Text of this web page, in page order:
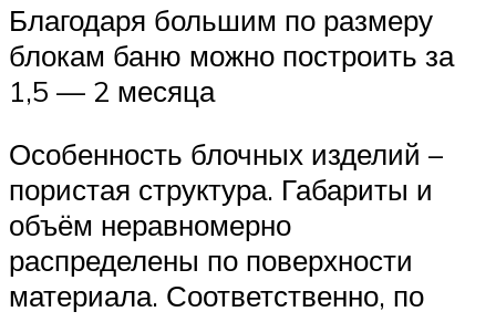
Благодаря большим по размеру
блокам баню можно построить за
1,5 — 2 месяца
Особенность блочных изделий –
пористая структура. Габариты и
объём неравномерно
распределены по поверхности
материала. Соответственно, по